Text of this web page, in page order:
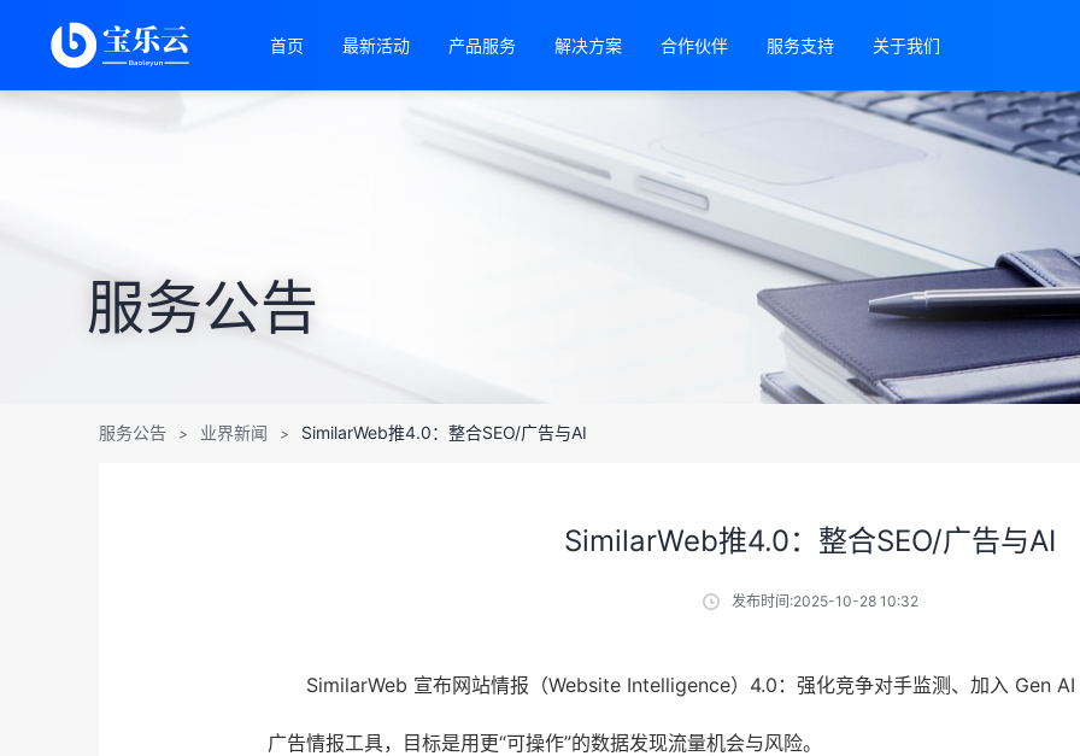
首页 最新活动 产品服务 解决方案 合作伙伴 服务支持 关于我们
服务公告
服务公告 > 业界新闻 > SimilarWeb推4.0：整合SEO/广告与AI
SimilarWeb推4.0：整合SEO/广告与AI
发布时间:2025-10-28 10:32
SimilarWeb 宣布网站情报（Website Intelligence）4.0：强化竞争对手监测、加入 Gen
广告情报工具，目标是用更“可操作”的数据发现流量机会与风险。